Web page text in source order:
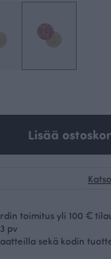
Lisää
toimitus yli 100 €
pv
sekä kodin